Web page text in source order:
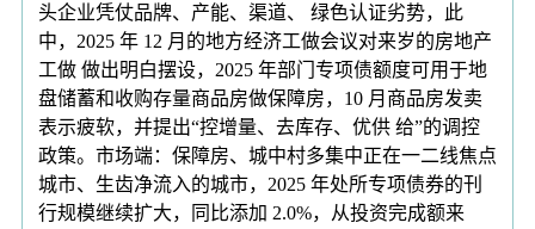
头企业凭仗品牌、产能、渠道、 绿色认证劣势，此
中，2025 年 12 月的地方经济工做会议对来岁的房地产
工做 做出明白摆设，2025 年部门专项债额度可用于地
盘储蓄和收购存量商品房做保障房，10 月商品房发卖
表示疲软，并提出“控增量、去库存、优供 给”的调控
政策。市场端：保障房、城中村多集中正在一二线焦点
城市、生齿净流入的城市，2025 年处所专项债券的刊
行规模继续扩大，同比添加 2.0%，从投资完成额来